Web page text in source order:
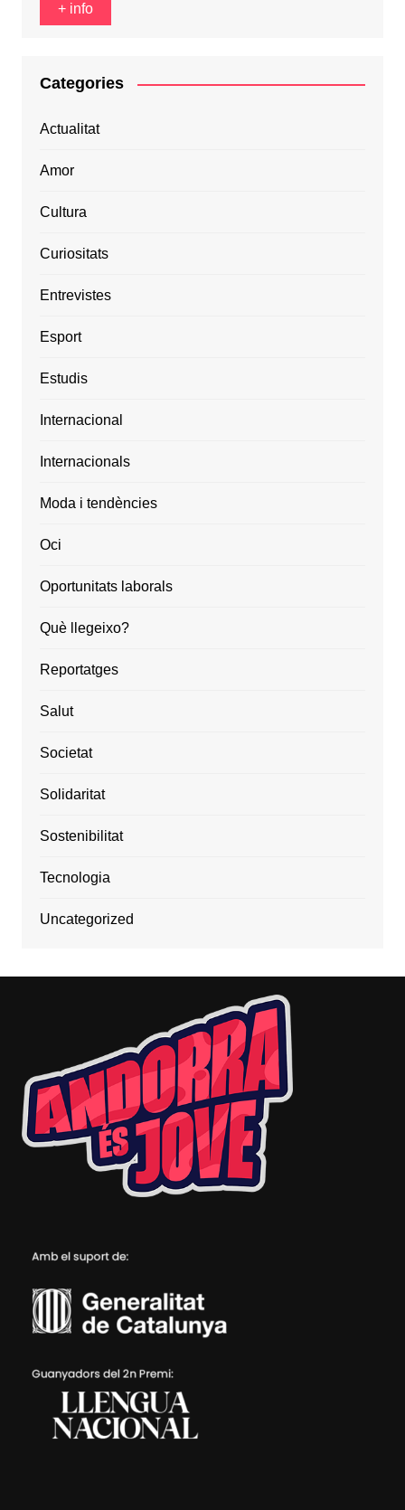
+ info
Categories
Actualitat
Amor
Cultura
Curiositats
Entrevistes
Esport
Estudis
Internacional
Internacionals
Moda i tendències
Oci
Oportunitats laborals
Què llegeixo?
Reportatges
Salut
Societat
Solidaritat
Sostenibilitat
Tecnologia
Uncategorized